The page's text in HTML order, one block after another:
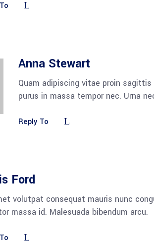
Anna Stewart
Quam adipiscing vitae proin
purus in massa tempor nec. Urna
Reply To
Ford
volutpat consequat mauris nunc
massa id. Malesuada bibendum arcu.